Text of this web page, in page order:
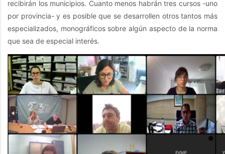
recibirán los municipios. Cuanto menos habrán tres cursos -uno
por provincia- y es posible que se desarrollen otros tantos más
especializados, monográficos sobre algún aspecto de la norma
que sea de especial interés.